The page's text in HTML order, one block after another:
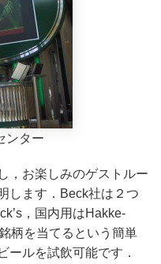
ター
，お楽しみのゲストルー
します．Beck社は２つ
，国内用はHakke-
柄を当てるという簡単
ールを試飲可能です．